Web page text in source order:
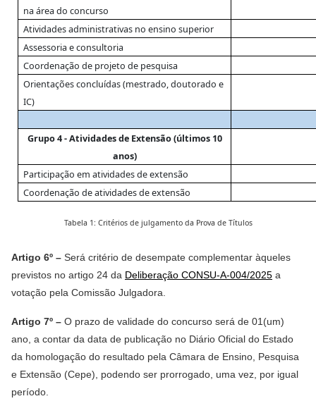
na área do concurso
Atividades administrativas no ensino superior
Assessoria e consultoria
Coordenação de projeto de pesquisa
Orientações concluídas (mestrado, doutorado e
IC)
Grupo 4 - Atividades de Extensão (últimos 10
anos)
Participação em atividades de extensão
Coordenação de atividades de extensão
Tabela 1: Critérios de julgamento da Prova de Títulos
Artigo 6º – Será critério de desempate complementar àqueles
previstos no artigo 24 da Deliberação CONSU-A-004/2025 a
votação pela Comissão Julgadora.
Artigo 7º – O prazo de validade do concurso será de 01(um)
ano, a contar da data de publicação no Diário Oficial do Estado
da homologação do resultado pela Câmara de Ensino, Pesquisa
e Extensão (Cepe), podendo ser prorrogado, uma vez, por igual
período.